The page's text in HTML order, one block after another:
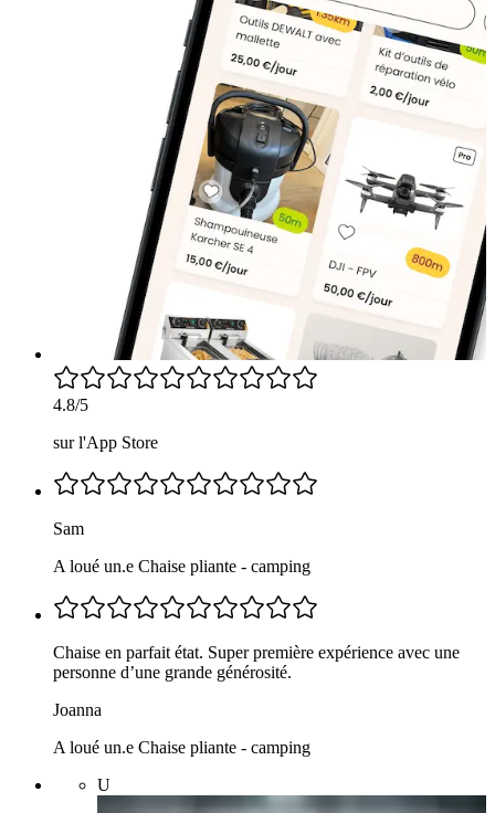
4.8/5
sur l'App Store
Sam
A loué un.e Chaise pliante - camping
Chaise en parfait état. Super première expérience avec une
personne d’une grande générosité.
Joanna
A loué un.e Chaise pliante - camping
U